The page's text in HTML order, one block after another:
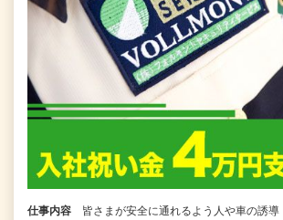
仕事内容
皆さまが安全に通れるよう人や車の誘